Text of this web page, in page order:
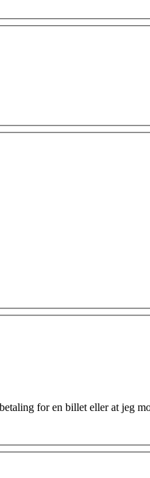
for en billet eller at jeg